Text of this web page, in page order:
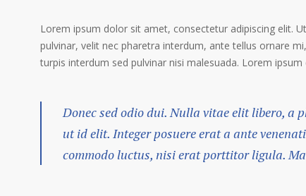
Lorem ipsum dolor sit amet, consectetur adipiscing elit.
pulvinar, velit nec pharetra interdum, ante tellus ornare
turpis interdum sed pulvinar nisi malesuada. Lorem
Donec sed odio dui. Nulla vitae elit libero,
ut id elit. Integer posuere erat a ante
commodo luctus, nisi erat porttitor ligula.